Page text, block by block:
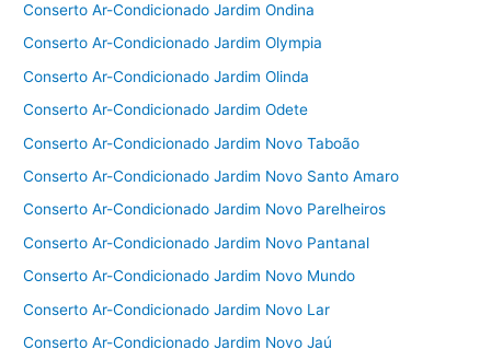
Conserto Ar-Condicionado Jardim Ondina
Conserto Ar-Condicionado Jardim Olympia
Conserto Ar-Condicionado Jardim Olinda
Conserto Ar-Condicionado Jardim Odete
Conserto Ar-Condicionado Jardim Novo Taboão
Conserto Ar-Condicionado Jardim Novo Santo Amaro
Conserto Ar-Condicionado Jardim Novo Parelheiros
Conserto Ar-Condicionado Jardim Novo Pantanal
Conserto Ar-Condicionado Jardim Novo Mundo
Conserto Ar-Condicionado Jardim Novo Lar
Conserto Ar-Condicionado Jardim Novo Jaú